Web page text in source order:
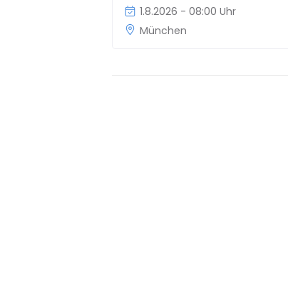
1.8.2026 - 08:00 Uhr
München